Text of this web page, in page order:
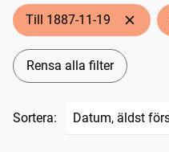
Till 1887-11-19
Rensa alla filter
Sortera: